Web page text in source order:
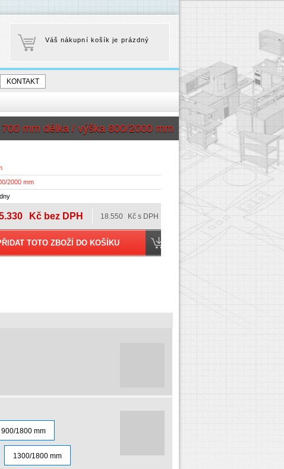
KONTAKT
mm délka / výška 800/2000 mm
2000 mm
Kč bez DPH 18.550 Kč s DPH
900/1800 mm
1300/1800 mm
Váš nákupní košík je prázdný